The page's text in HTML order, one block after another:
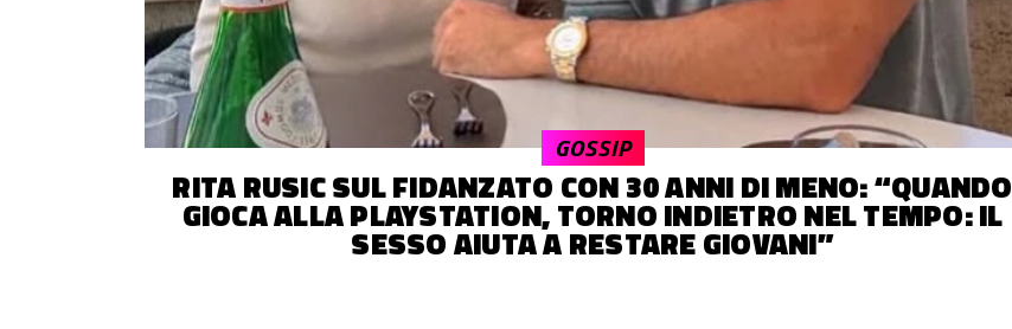
RITA RUSIC SUL FIDANZATO CON 30 ANNI DI MENO: “QUANDO
GIOCA ALLA PLAYSTATION, TORNO INDIETRO NEL TEMPO: IL
SESSO AIUTA A RESTARE GIOVANI”
GOSSIP